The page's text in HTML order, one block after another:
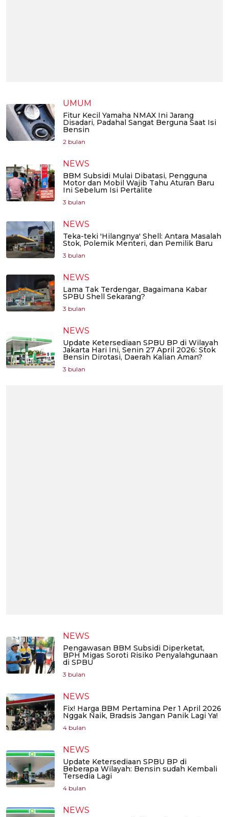
UMUM
Fitur Kecil Yamaha NMAX Ini Jarang
Disadari, Padahal Sangat Berguna Saat Isi
Bensin
2 bulan
NEWS
BBM Subsidi Mulai Dibatasi, Pengguna
Motor dan Mobil Wajib Tahu Aturan Baru
Ini Sebelum Isi Pertalite
3 bulan
NEWS
Teka-teki 'Hilangnya' Shell: Antara Masalah
Stok, Polemik Menteri, dan Pemilik Baru
3 bulan
NEWS
Lama Tak Terdengar, Bagaimana Kabar
SPBU Shell Sekarang?
3 bulan
NEWS
Update Ketersediaan SPBU BP di Wilayah
Jakarta Hari Ini, Senin 27 April 2026: Stok
Bensin Dirotasi, Daerah Kalian Aman?
3 bulan
NEWS
Pengawasan BBM Subsidi Diperketat,
BPH Migas Soroti Risiko Penyalahgunaan
di SPBU
3 bulan
NEWS
Fix! Harga BBM Pertamina Per 1 April 2026
Nggak Naik, Bradsis Jangan Panik Lagi Ya!
4 bulan
NEWS
Update Ketersediaan SPBU BP di
Beberapa Wilayah: Bensin sudah Kembali
Tersedia Lagi
4 bulan
NEWS